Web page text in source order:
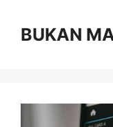
contentBUKAN